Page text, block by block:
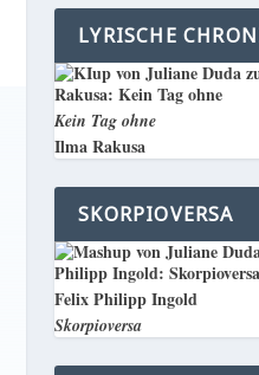
LYRISCHE
Kein Tag ohne
Ilma Rakusa
SKORPIOVERSA
Felix Philipp Ingold
Skorpioversa